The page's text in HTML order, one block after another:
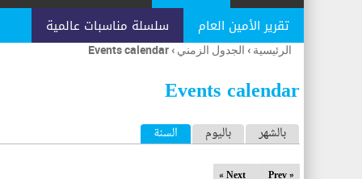
تقرير الأمين العام سلسلة مناسبات عالمية
أنت
هنا
الرئيسية › الجدول الزمني ›
Events calendar
Events calendar
ا
ل
بالشهر باليوم السنة (علامة التبويب النشطة)